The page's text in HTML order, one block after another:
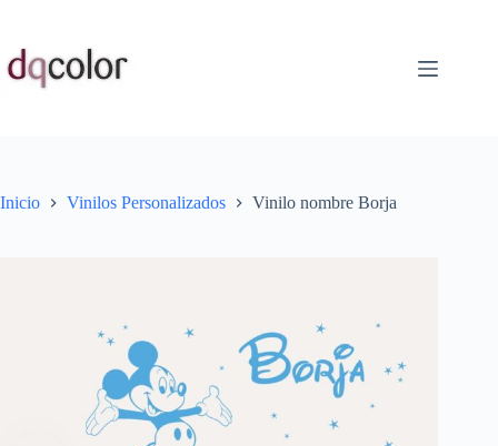
contenido
Inicio Vinilos Personalizados Vinilo nombre Borja